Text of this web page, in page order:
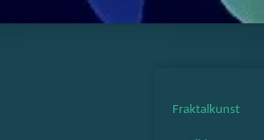
Fraktalkunst